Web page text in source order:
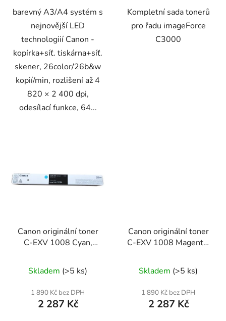
barevný A3/A4 systém s
nejnovější LED
technologiií Canon -
kopírka+síť. tiskárna+síť.
skener, 26color/26b&w
kopií/min, rozlišení až 4
820 × 2 400 dpi,
odesílací funkce, 64...
Kompletní sada tonerů
pro řadu imageForce
C3000
Canon originální toner
C-EXV 1008 Cyan,
Skladem (>5 ks)
1 890 Kč bez DPH
2 287 Kč
Canon originální toner
C-EXV 1008 Magenta,
Skladem (>5 ks)
1 890 Kč bez DPH
2 287 Kč